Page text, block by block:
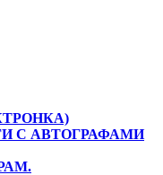
С АВТОГРАФАМИ